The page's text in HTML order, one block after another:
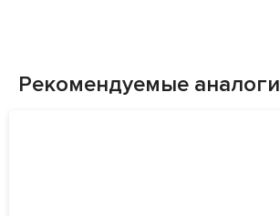
Рекомендуемые аналоги